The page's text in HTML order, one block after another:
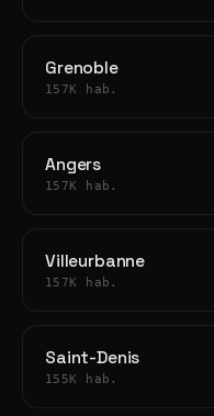
Grenoble
157K hab.
Angers
157K hab.
Villeurbanne
157K hab.
Saint-Denis
155K hab.